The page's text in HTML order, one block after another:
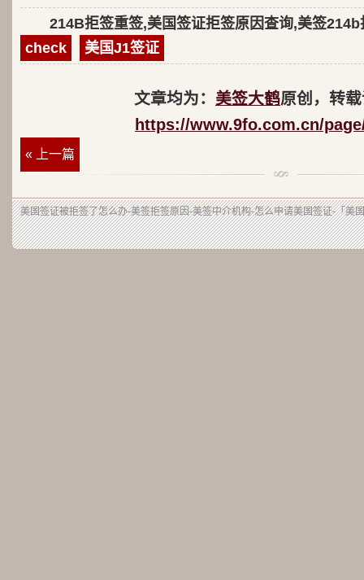
214B拒签重签,美国签证拒签原因查询,美签214b
check
美国J1签证
文章均为： 美签大鹤原创，转
https://www.9fo.com.cn/
« 上一篇
美国签证被拒签了怎么办-美签拒签原因-美签中介机构-怎么申请美国签证-「美